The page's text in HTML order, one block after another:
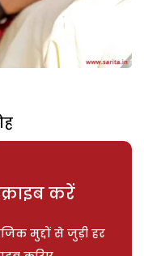
करें
मुद्दों से जुड़ी हर